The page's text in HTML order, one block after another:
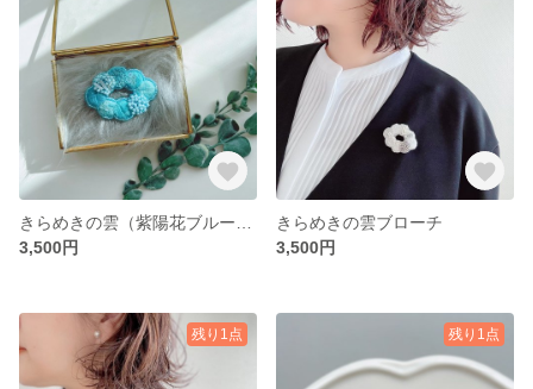
3,500円
きらめきの雲ブローチ
3,500円
残り1点 残り1点